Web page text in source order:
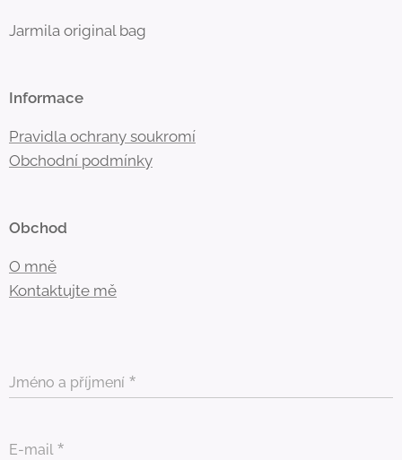
Jarmila original bag
Informace
Pravidla ochrany soukromí
Obchodní podmínky
Obchod
O mně
Kontaktujte mě
Jméno a příjmení
E-mail